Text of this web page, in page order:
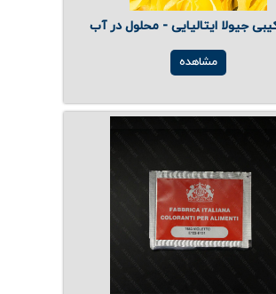
جیولا ایتالیایی - محلول در آب
مشاهده